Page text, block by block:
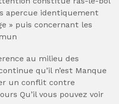
apercue identiquement
» puis concernant les
au milieu des
qu’il n’est Manque
un conflit contre
Qu’il vous pouvez voir